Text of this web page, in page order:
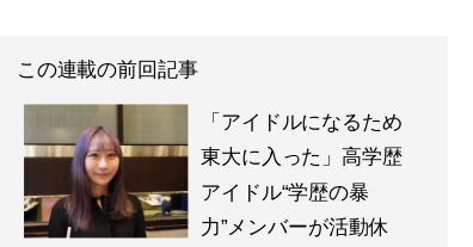
この連載の前回記事
「アイドルになるため
東大に入った」高学歴
アイドル“学歴の暴
力”メンバーが活動休